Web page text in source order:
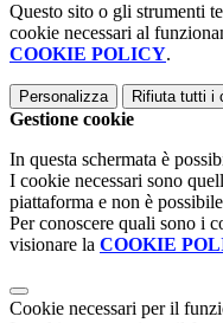
Questo sito o gli strumenti
cookie necessari al
COOKIE POLICY.
Personalizza Rifiuta tutti i
Gestione cookie
In questa schermata è
I cookie necessari sono
piattaforma e non è
Per conoscere quali sono i
visionare la COOKIE
Cookie necessari per il